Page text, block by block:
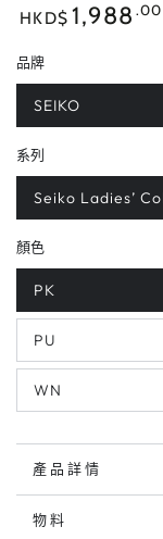
正
價
HKD$ 1,988 .00
品牌
SEIKO
系列
Seiko Ladies’
顏色
PK
PU
WN
產品詳情
物料